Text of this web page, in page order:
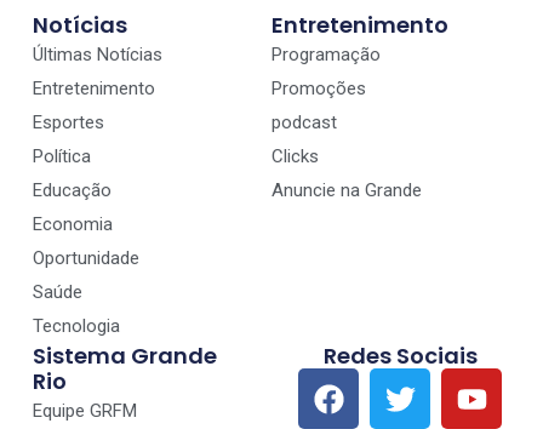
Notícias
Últimas Notícias
Entretenimento
Esportes
Política
Educação
Economia
Oportunidade
Saúde
Tecnologia
Entretenimento
Programação
Promoções
podcast
Clicks
Anuncie na Grande
Sistema Grande
Rio
Equipe GRFM
Redes Sociais